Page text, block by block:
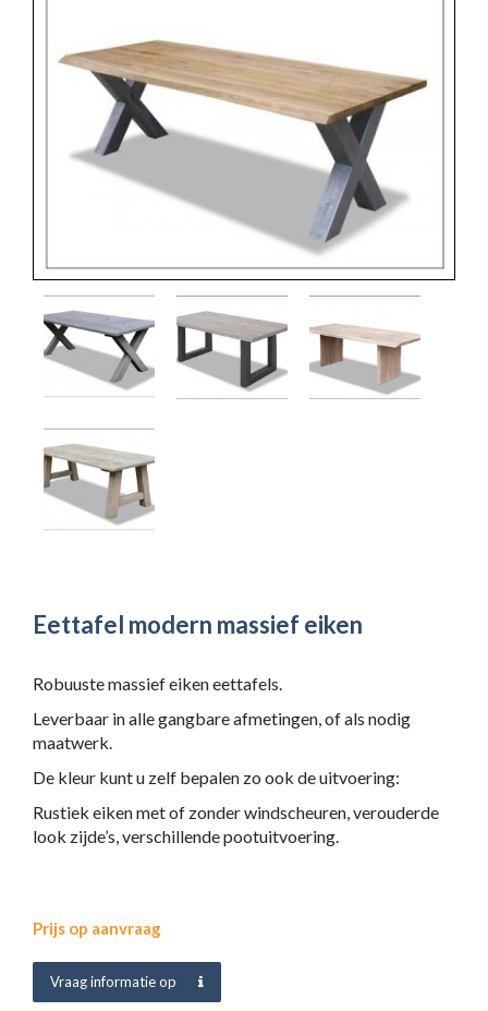
Eettafel modern massief eiken
Robuuste massief eiken eettafels.
Leverbaar in alle gangbare afmetingen, of als nodig
maatwerk.
De kleur kunt u zelf bepalen zo ook de uitvoering:
Rustiek eiken met of zonder windscheuren, verouderde
look zijde’s, verschillende pootuitvoering.
Prijs op aanvraag
Vraag informatie op